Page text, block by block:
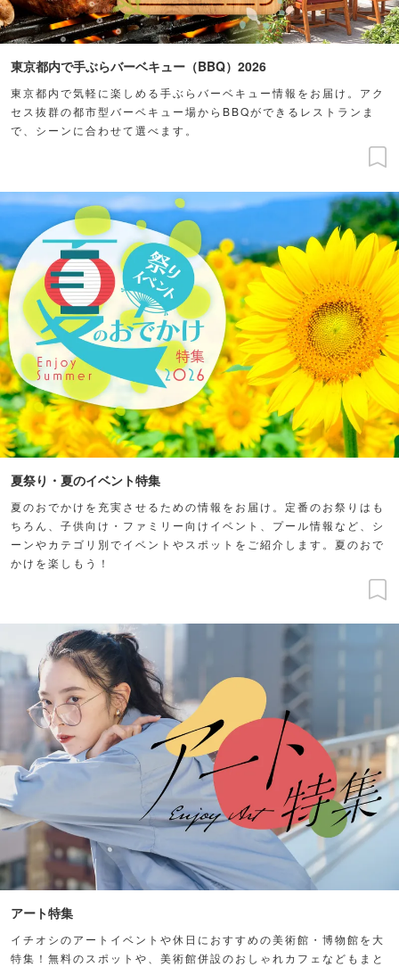
東京都内で手ぶらバーベキュー（BBQ）2026
東京都内で気軽に楽しめる手ぶらバーベキュー情報をお届け。アク
セス抜群の都市型バーベキュー場からBBQができるレストランま
で、シーンに合わせて選べます。
夏祭り・夏のイベント特集
夏のおでかけを充実させるための情報をお届け。定番のお祭りはも
ちろん、子供向け・ファミリー向けイベント、プール情報など、シ
ーンやカテゴリ別でイベントやスポットをご紹介します。夏のおで
かけを楽しもう！
アート特集
イチオシのアートイベントや休日におすすめの美術館・博物館を大
特集！無料のスポットや、美術館併設のおしゃれカフェなどもまと